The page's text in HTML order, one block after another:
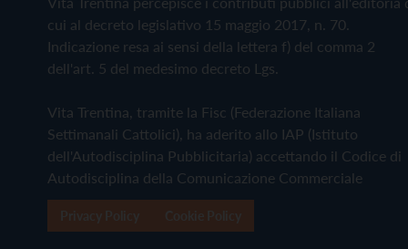
cui al decreto legislativo 15 maggio 2017, n. 70.
Indicazione resa ai sensi della lettera f) del comma 2
dell'art. 5 del medesimo decreto Lgs.
Vita Trentina, tramite la Fisc (Federazione Italiana
Settimanali Cattolici), ha aderito allo IAP (Istituto
dell'Autodisciplina Pubblicitaria) accettando il Codice di
Autodisciplina della Comunicazione Commerciale